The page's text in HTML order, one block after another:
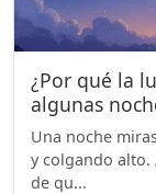
¿Por qué la
algunas
Una noche
y colgando alto.
de qu...